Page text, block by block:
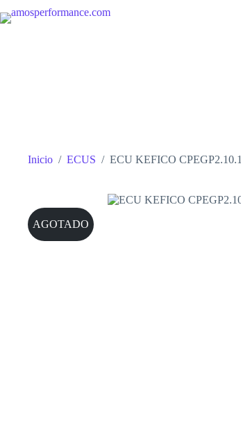
al
Inicio / ECUS / ECU KEFICO CPEGP2.10.1
AGOTADO